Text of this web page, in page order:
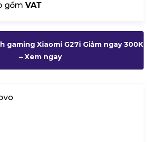
gồm VAT
gaming Xiaomi G27i Giảm ngay 300K
– Xem ngay